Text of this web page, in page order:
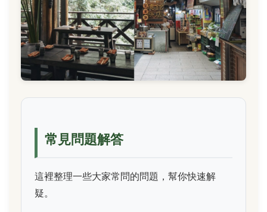
常見問題解答
這裡整理一些大家常問的問題，幫你快速解
疑。